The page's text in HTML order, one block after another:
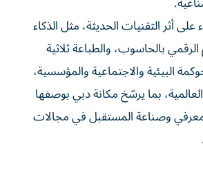
أثر التقنيات الحديثة، مثل الذكاء
بالحاسوب، والطباعة ثلاثية
البيئية والاجتماعية والمؤسسية،
بما يرسّخ مكانة دبي بوصفها
وصناعة المستقبل في مجالات